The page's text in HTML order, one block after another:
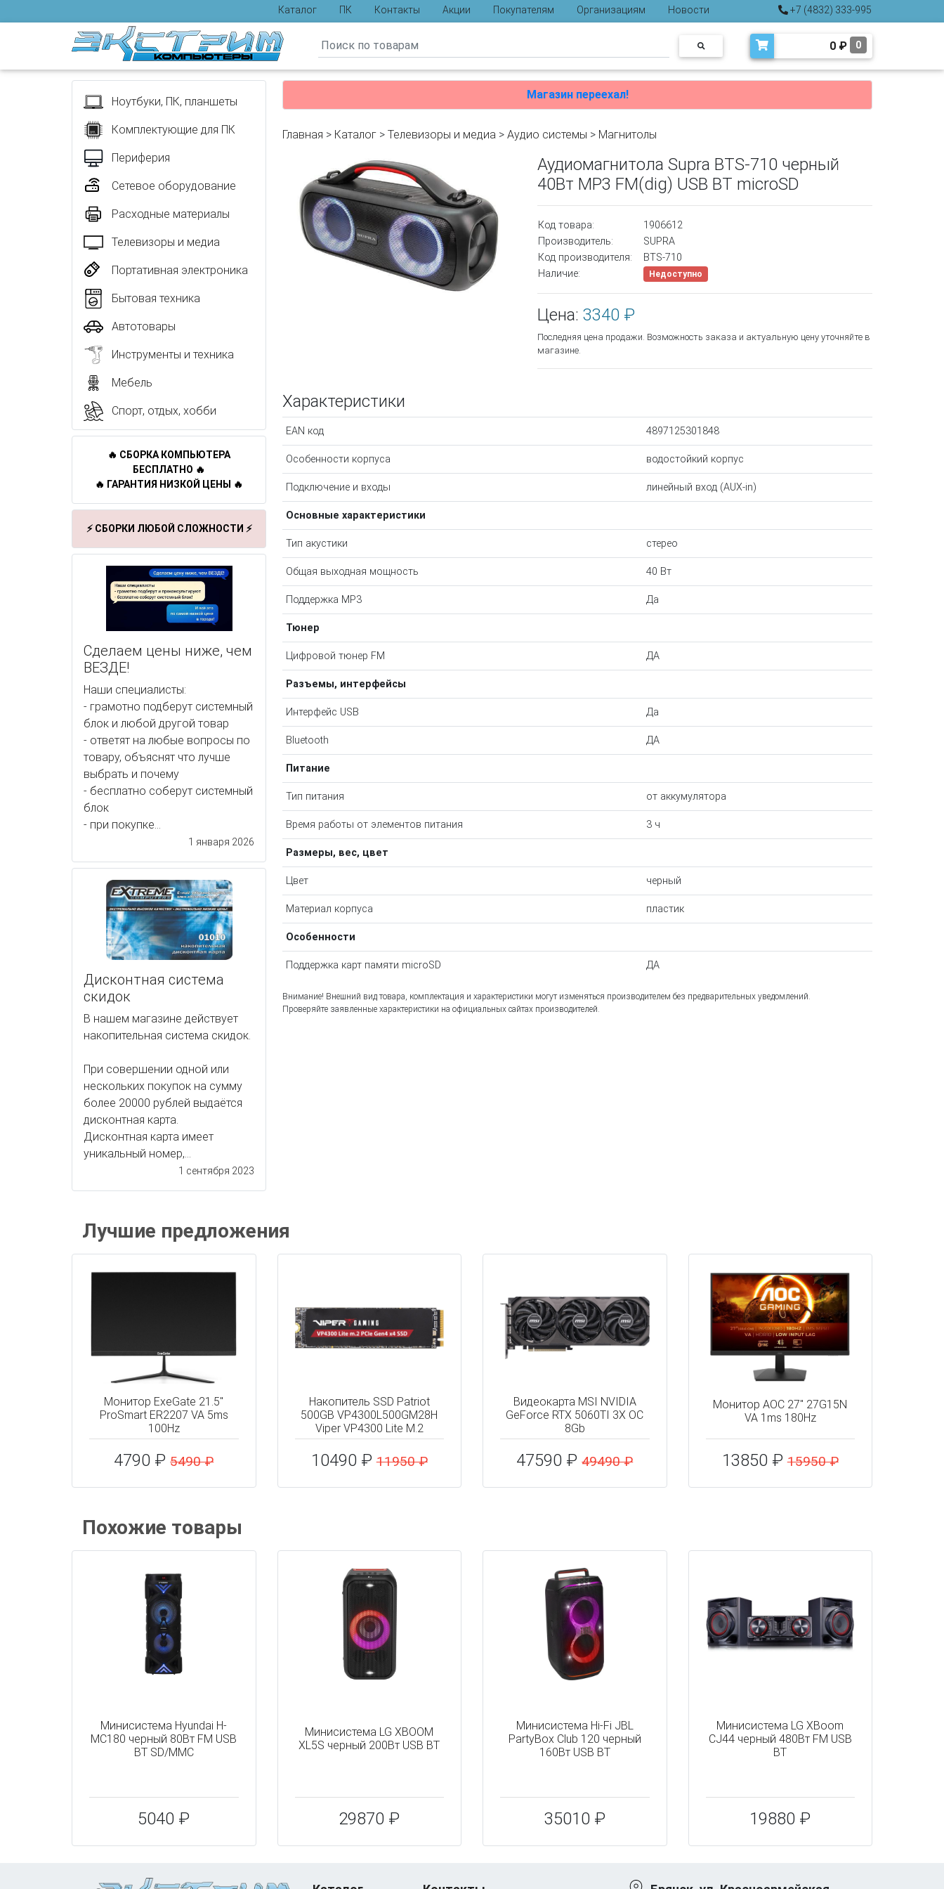
Каталог ПК Контакты Акции Покупателям Организациям
Новости
Отзывы
+7 (4832) 333-995
0 ₽ 0
Ноутбуки, ПК, планшеты
Комплектующие для ПК
Периферия
Сетевое оборудование
Расходные материалы
Телевизоры и медиа
Портативная электроника
Бытовая техника
Автотовары
Инструменты и техника
Мебель
Спорт, отдых, хобби
🔥 СБОРКА КОМПЬЮТЕРА
БЕСПЛАТНО 🔥
🔥 ГАРАНТИЯ НИЗКОЙ ЦЕНЫ 🔥
⚡ СБОРКИ ЛЮБОЙ СЛОЖНОСТИ ⚡
Сделаем цены ниже, чем
ВЕЗДЕ!
Наши специалисты:
- грамотно подберут системный
блок и любой другой товар
- ответят на любые вопросы по
товару, объяснят что лучше
выбрать и почему
- бесплатно соберут системный
блок
- при покупке...
1 января 2026
Дисконтная система
скидок
В нашем магазине действует
накопительная система скидок.
При совершении одной или
нескольких покупок на сумму
более 20000 рублей выдаётся
дисконтная карта.
Дисконтная карта имеет
уникальный номер,...
1 сентября 2023
Магазин переехал!
Главная > Каталог > Телевизоры и медиа > Аудио системы > Магнитолы
Аудиомагнитола Supra BTS-710 черный
40Вт MP3 FM(dig) USB BT microSD
Код товара:
1906612
Производитель:
SUPRA
Код производителя:
BTS-710
Наличие:
Недоступно
Цена: 3340 ₽
Последняя цена продажи. Возможность заказа и актуальную цену уточняйте в
магазине.
Характеристики
EAN код 4897125301848
Особенности корпуса водостойкий корпус
Подключение и входы линейный вход (AUX-in)
Основные характеристики
Тип акустики стерео
Общая выходная мощность 40 Вт
Поддержка MP3 Да
Тюнер
Цифровой тюнер FM ДА
Разъемы, интерфейсы
Интерфейс USB Да
Bluetooth ДА
Питание
Тип питания от аккумулятора
Время работы от элементов питания 3 ч
Размеры, вес, цвет
Цвет черный
Материал корпуса пластик
Особенности
Поддержка карт памяти microSD ДА
Внимание! Внешний вид товара, комплектация и характеристики могут изменяться производителем без предварительных уведомлений.
Проверяйте заявленные характеристики на официальных сайтах производителей.
Лучшие предложения
Монитор ExeGate 21.5"
ProSmart ER2207 VA 5ms
100Hz
4790 ₽5490 ₽
Накопитель SSD Patriot
500GB VP4300L500GM28H
Viper VP4300 Lite M.2
10490 ₽11950 ₽
Видеокарта MSI NVIDIA
GeForce RTX 5060TI 3X OC
8Gb
47590 ₽49490 ₽
Монитор AOC 27" 27G15N
VA 1ms 180Hz
13850 ₽15950 ₽
Похожие товары
Минисистема Hyundai H-
MC180 черный 80Вт FM USB
BT SD/MMC
5040 ₽
Минисистема LG XBOOM
XL5S черный 200Вт USB BT
29870 ₽
Минисистема Hi-Fi JBL
PartyBox Club 120 черный
160Вт USB BT
35010 ₽
Минисистема LG XBoom
CJ44 черный 480Вт FM USB
BT
19880 ₽